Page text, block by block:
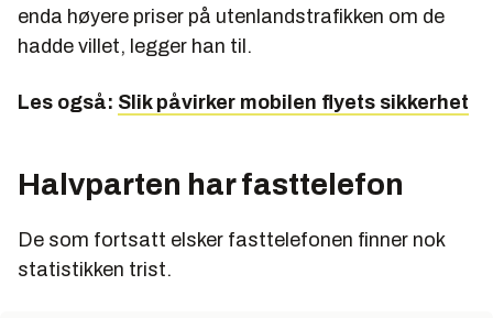
enda høyere priser på utenlandstrafikken om de
hadde villet, legger han til.
Les også: Slik påvirker mobilen flyets sikkerhet
Halvparten har fasttelefon
De som fortsatt elsker fasttelefonen finner nok
statistikken trist.